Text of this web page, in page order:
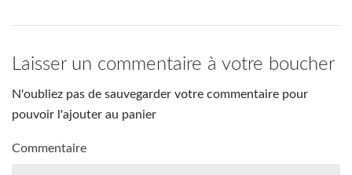
Laisser un commentaire à votre boucher
N'oubliez pas de sauvegarder votre commentaire pour
pouvoir l'ajouter au panier
Commentaire